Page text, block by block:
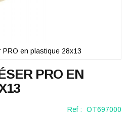
PRO EN
Ref : OT697000
PRO en plastique 28x13